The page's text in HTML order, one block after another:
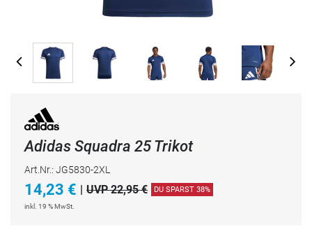
Adidas Squadra 25 Trikot
Art.Nr.: JG5830-2XL
14,23 € | UVP 22,95 € DU SPARST 38%
inkl. 19 % MwSt.